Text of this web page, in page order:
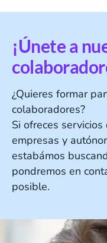
¡Únete a
¿Quieres formar
colaboradores?
Si ofreces
empresas y
estabámos
pondremos en
posible.